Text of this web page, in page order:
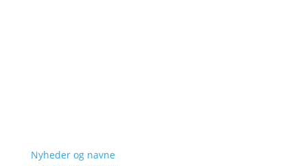
Nyheder og navne